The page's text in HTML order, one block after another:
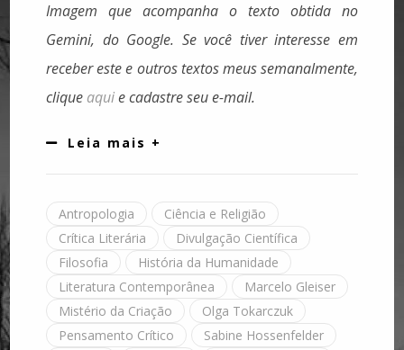
Imagem que acompanha o texto obtida no
Gemini, do Google. Se você tiver interesse em
receber este e outros textos meus semanalmente,
clique aquie cadastre seu e-mail.
Leia mais +
Antropologia
Ciência e Religião
Crítica Literária
Divulgação Científica
Filosofia
História da Humanidade
Literatura Contemporânea
Marcelo Gleiser
Mistério da Criação
Olga Tokarczuk
Pensamento Crítico
Sabine Hossenfelder